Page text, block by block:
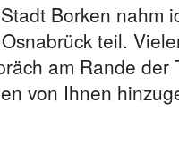
Borken nahm
teil.
am Rande
von Ihnen